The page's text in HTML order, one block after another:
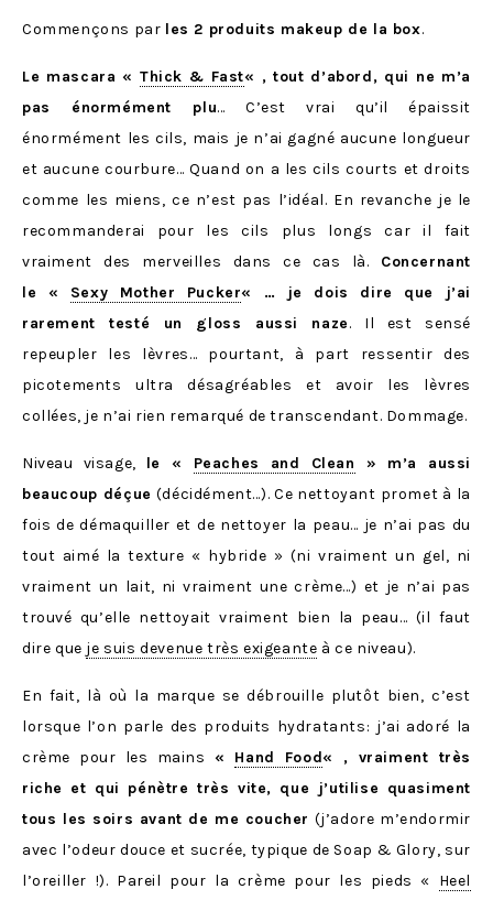
Commençons par les 2 produits makeup de la box.
Le mascara « Thick & Fast« , tout d’abord, qui ne m’a
pas énormément plu… C’est vrai qu’il épaissit
énormément les cils, mais je n’ai gagné aucune longueur
et aucune courbure… Quand on a les cils courts et droits
comme les miens, ce n’est pas l’idéal. En revanche je le
recommanderai pour les cils plus longs car il fait
vraiment des merveilles dans ce cas là. Concernant
le « Sexy Mother Pucker« … je dois dire que j’ai
rarement testé un gloss aussi naze. Il est sensé
repeupler les lèvres… pourtant, à part ressentir des
picotements ultra désagréables et avoir les lèvres
collées, je n’ai rien remarqué de transcendant. Dommage.
Niveau visage, le « Peaches and Clean » m’a aussi
beaucoup déçue (décidément…). Ce nettoyant promet à la
fois de démaquiller et de nettoyer la peau… je n’ai pas du
tout aimé la texture « hybride » (ni vraiment un gel, ni
vraiment un lait, ni vraiment une crème…) et je n’ai pas
trouvé qu’elle nettoyait vraiment bien la peau… (il faut
dire que je suis devenue très exigeante à ce niveau).
En fait, là où la marque se débrouille plutôt bien, c’est
lorsque l’on parle des produits hydratants: j’ai adoré la
crème pour les mains « Hand Food« , vraiment très
riche et qui pénètre très vite, que j’utilise quasiment
tous les soirs avant de me coucher (j’adore m’endormir
avec l’odeur douce et sucrée, typique de Soap & Glory, sur
l’oreiller !). Pareil pour la crème pour les pieds « Heel